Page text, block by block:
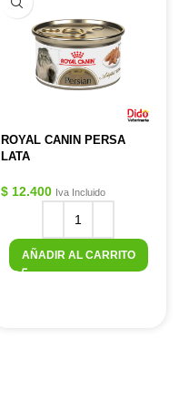
ROYAL CANIN PERSA
LATA
$ 12.400 Iva Incluido
AÑADIR AL CARRITO